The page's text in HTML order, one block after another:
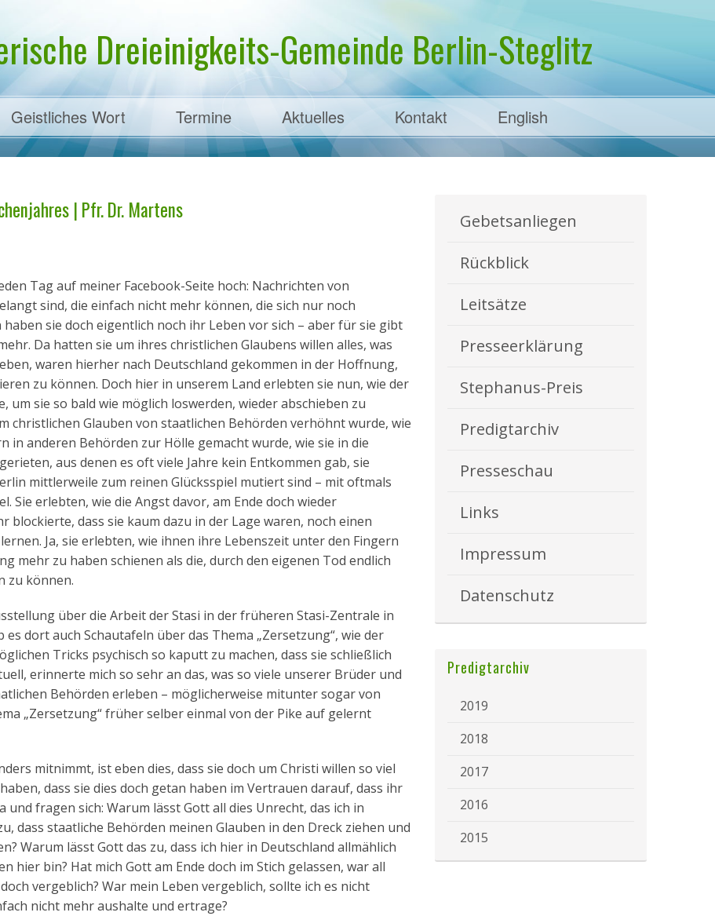
Dreieinigkeits-Gemeinde Berlin-Steglitz
Geistliches Wort Termine Aktuelles Kontakt English
| Pfr. Dr. Martens
Tag auf meiner Facebook-Seite hoch: Nachrichten von
sind, die einfach nicht mehr können, die sich nur noch
sie doch eigentlich noch ihr Leben vor sich – aber für sie gibt
Da hatten sie um ihres christlichen Glaubens willen alles, was
waren hierher nach Deutschland gekommen in der Hoffnung,
zu können. Doch hier in unserem Land erlebten sie nun, wie der
um sie so bald wie möglich loswerden, wieder abschieben zu
christlichen Glauben von staatlichen Behörden verhöhnt wurde, wie
in anderen Behörden zur Hölle gemacht wurde, wie sie in die
aus denen es oft viele Jahre kein Entkommen gab, sie
mittlerweile zum reinen Glücksspiel mutiert sind – mit oftmals
Sie erlebten, wie die Angst davor, am Ende doch wieder
blockierte, dass sie kaum dazu in der Lage waren, noch einen
Ja, sie erlebten, wie ihnen ihre Lebenszeit unter den Fingern
mehr zu haben schienen als die, durch den eigenen Tod endlich
zu können.
über die Arbeit der Stasi in der früheren Stasi-Zentrale in
dort auch Schautafeln über das Thema „Zersetzung“, wie der
Tricks psychisch so kaputt zu machen, dass sie schließlich
erinnerte mich so sehr an das, was so viele unserer Brüder und
Behörden erleben – möglicherweise mitunter sogar von
„Zersetzung“ früher selber einmal von der Pike auf gelernt
mitnimmt, ist eben dies, dass sie doch um Christi willen so viel
dass sie dies doch getan haben im Vertrauen darauf, dass ihr
fragen sich: Warum lässt Gott all dies Unrecht, das ich in
dass staatliche Behörden meinen Glauben in den Dreck ziehen und
Warum lässt Gott das zu, dass ich hier in Deutschland allmählich
hier bin? Hat mich Gott am Ende doch im Stich gelassen, war all
vergeblich? War mein Leben vergeblich, sollte ich es nicht
nicht mehr aushalte und ertrage?
Gebetsanliegen
Rückblick
Leitsätze
Presseerklärung
Stephanus-Preis
Predigtarchiv
Presseschau
Links
Impressum
Datenschutz
Predigtarchiv
2019
2018
2017
2016
2015